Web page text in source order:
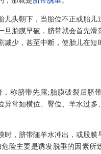
头朝下，当胎位不正或胎儿
旦胎膜早破，脐带就会首先滑
减少，甚至中断，使胎儿在短
脐带先露;胎膜破裂后脐
异常如横位、臀位、羊水过多
，脐带随羊水冲出，或股膜
险主要是诱发脱垂的因素所